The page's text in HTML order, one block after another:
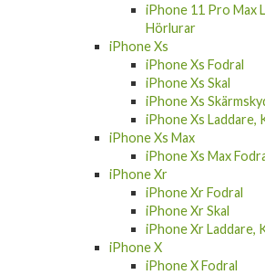
iPhone 11 Pro Max
Hörlurar
iPhone Xs
iPhone Xs Fodral
iPhone Xs Skal
iPhone Xs
iPhone Xs Laddare,
iPhone Xs Max
iPhone Xs Max
iPhone Xr
iPhone Xr Fodral
iPhone Xr Skal
iPhone Xr Laddare,
iPhone X
iPhone X Fodral